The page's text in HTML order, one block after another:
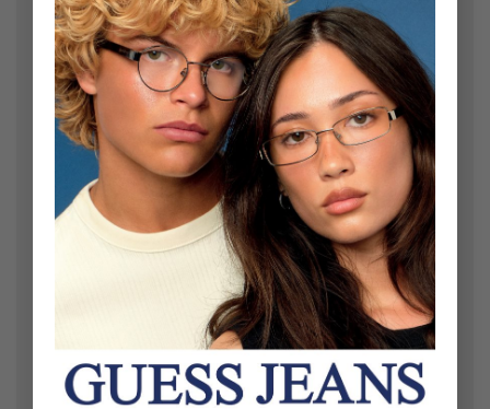
İnternet sitesi